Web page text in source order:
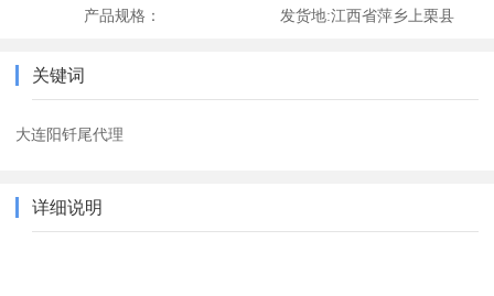
产品规格： 发货地:江西省萍乡上栗县
关键词
大连阳钎尾代理
详细说明